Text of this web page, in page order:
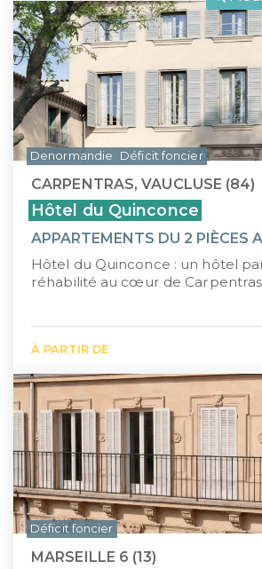
LLI
CIIC (Corse)
Maurice (non-résident)
PTZ
TVA réduite
Pays de la Loire
Provence-Alpes-Côte
Guadeloupe (971)
Guyane (973)
La Réunion (974)
Martinique (972)
Nouvelle-Calédonie (988)
Polynésie française (987)
Île Maurice
CARPENTRAS, VAUCLUSE (84)
Hôtel du Quinconce
APPARTEMENTS DU 2 PIÈCES
Hôtel du Quinconce : un hôtel
réhabilité au cœur de Carpentras
À PARTIR DE
Denormandie Déficit foncier
MARSEILLE 6 (13)
Déficit foncier